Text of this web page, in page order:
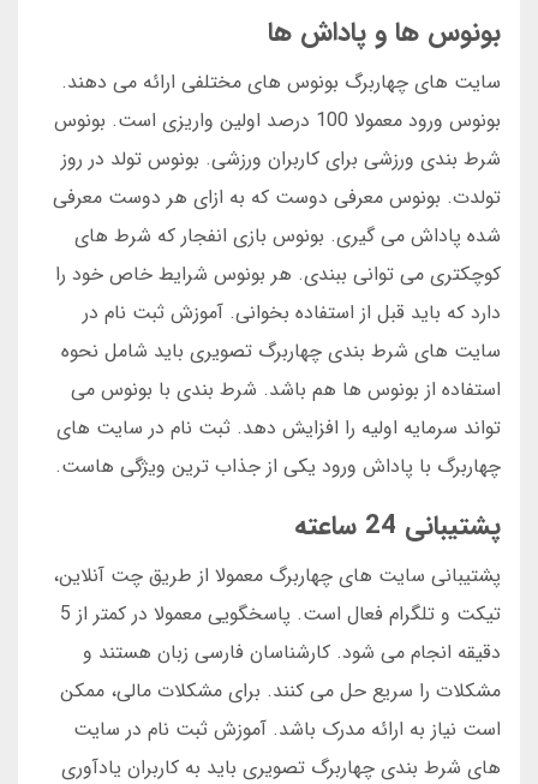
بونوس ها و پاداش ها
سایت های چهاربرگ بونوس های مختلفی ارائه می دهند.
بونوس ورود معمولا 100 درصد اولین واریزی است. بونوس
شرط بندی ورزشی برای کاربران ورزشی. بونوس تولد در روز
تولدت. بونوس معرفی دوست که به ازای هر دوست معرفی
شده پاداش می گیری. بونوس بازی انفجار که شرط های
کوچکتری می توانی ببندی. هر بونوس شرایط خاص خود را
دارد که باید قبل از استفاده بخوانی. آموزش ثبت نام در
سایت های شرط بندی چهاربرگ تصویری باید شامل نحوه
استفاده از بونوس ها هم باشد. شرط بندی با بونوس می
تواند سرمایه اولیه را افزایش دهد. ثبت نام در سایت های
چهاربرگ با پاداش ورود یکی از جذاب ترین ویژگی هاست.
پشتیبانی 24 ساعته
پشتیبانی سایت های چهاربرگ معمولا از طریق چت آنلاین،
تیکت و تلگرام فعال است. پاسخگویی معمولا در کمتر از 5
دقیقه انجام می شود. کارشناسان فارسی زبان هستند و
مشکلات را سریع حل می کنند. برای مشکلات مالی، ممکن
است نیاز به ارائه مدرک باشد. آموزش ثبت نام در سایت
های شرط بندی چهاربرگ تصویری باید به کاربران یادآوری